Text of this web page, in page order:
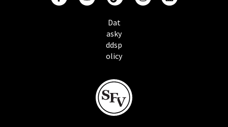
Dat
asky
ddsp
olicy